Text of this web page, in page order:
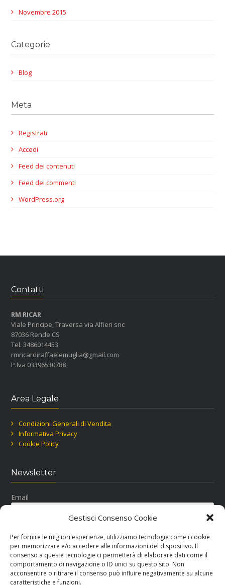
Gestisci Consenso Cookie
Per fornire le migliori esperienze, utilizziamo tecnologie come i cookie
per memorizzare e/o accedere alle informazioni del dispositivo. Il
consenso a queste tecnologie ci permetterà di elaborare dati come il
comportamento di navigazione o ID unici su questo sito. Non
acconsentire o ritirare il consenso può influire negativamente su alcune
caratteristiche e funzioni.
Novembre 2015
Categorie
Blog
Meta
Registrati
Accedi
Feed dei contenuti
Feed dei commenti
WordPress.org
Contatti
RM RICAR
Viale Principe, Traversa via Alfieri snc
87036 Rende CS
Tel. 3486014453
rmricardiraffaelemuglia@gmail.com
P.Iva 03396530788
Area Legale
Condizioni Generali di Vendita
Informativa Privacy
Cookie Policy
Newsletter
Email
Seguici su Facebook